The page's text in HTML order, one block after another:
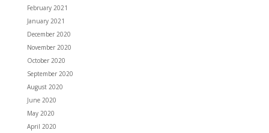
February 2021
January 2021
December 2020
November 2020
October 2020
September 2020
August 2020
June 2020
May 2020
April 2020